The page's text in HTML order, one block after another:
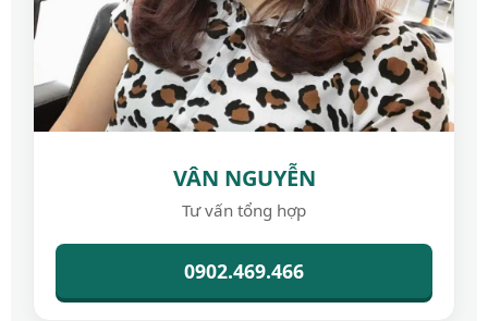
VÂN NGUYỄN
Tư vấn tổng hợp
0902.469.466